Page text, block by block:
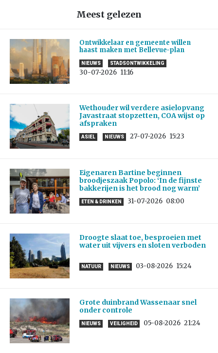
Meest gelezen
Ontwikkelaar en gemeente willen
haast maken met Bellevue-plan
NIEUWS STADSONTWIKKELING
30-07-2026 11:16
Wethouder wil verdere asielopvang
Javastraat stopzetten, COA wijst op
afspraken
ASIEL NIEUWS 27-07-2026 15:23
Eigenaren Bartine beginnen
broodjeszaak Popolo: ‘In de fijnste
bakkerijen is het brood nog warm’
ETEN & DRINKEN 31-07-2026 08:00
Droogte slaat toe, besproeien met
water uit vijvers en sloten verboden
NATUUR NIEUWS 03-08-2026 15:24
Grote duinbrand Wassenaar snel
onder controle
NIEUWS VEILIGHEID 05-08-2026 21:24